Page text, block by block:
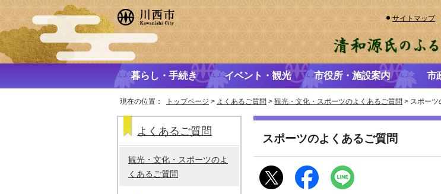
サイトマップ
暮らし・手続き イベント・観光 市役所・施設案内 市
現在の位置： トップページ > よくあるご質問 > 観光・文化・スポーツのよくあるご質問 > スポーツ
スポーツのよくあるご質問
よくあるご質問
観光・文化・スポーツのよ
くあるご質問